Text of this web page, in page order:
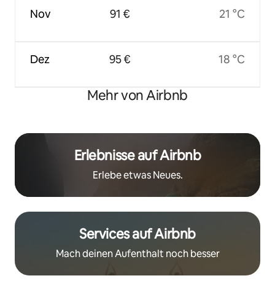
Nov
Dez
91 €
95 €
21 °C
18 °C
Mehr von Airbnb
Erlebnisse auf Airbnb
Erlebe etwas Neues.
Services auf Airbnb
Mach deinen Aufenthalt noch besser